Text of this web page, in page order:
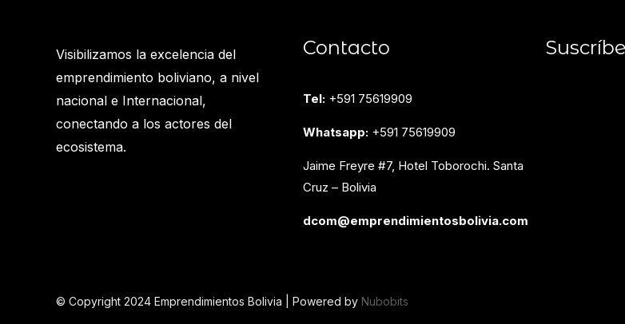
Visibilizamos la excelencia del
emprendimiento boliviano, a nivel
nacional e Internacional,
conectando a los actores del
ecosistema.
Contacto
Tel:+591 75619909
Whatsapp:+591 75619909
Jaime Freyre #7, Hotel Toborochi. Santa
Cruz – Bolivia
dcom@emprendimientosbolivia.com
© Copyright 2024 Emprendimientos Bolivia | Powered by Nubobits